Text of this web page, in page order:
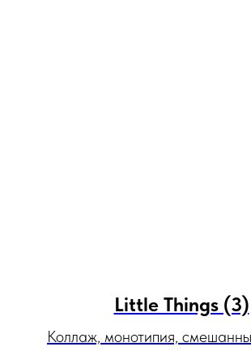
Little Things (3)
Коллаж, монотипия,